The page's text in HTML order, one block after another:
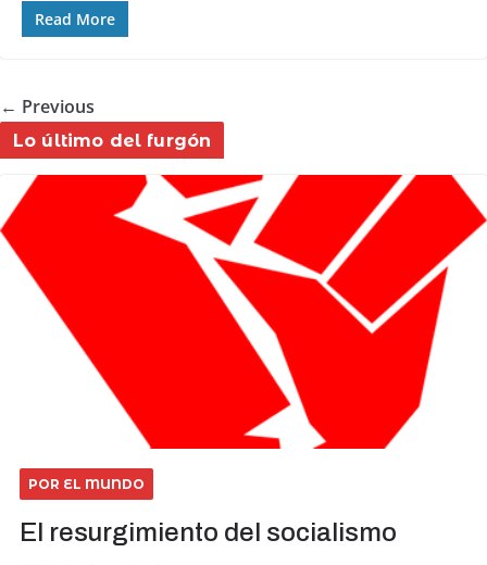
Read More
← Previous
Lo último del furgón
POR EL MUNDO
El resurgimiento del socialismo